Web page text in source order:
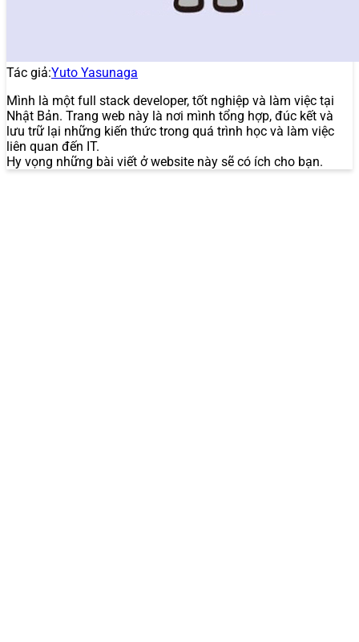
Tác giả:Yuto Yasunaga
Mình là một full stack developer, tốt nghiệp và làm việc tại
Nhật Bản. Trang web này là nơi mình tổng hợp, đúc kết và
lưu trữ lại những kiến thức trong quá trình học và làm việc
liên quan đến IT.
Hy vọng những bài viết ở website này sẽ có ích cho bạn.